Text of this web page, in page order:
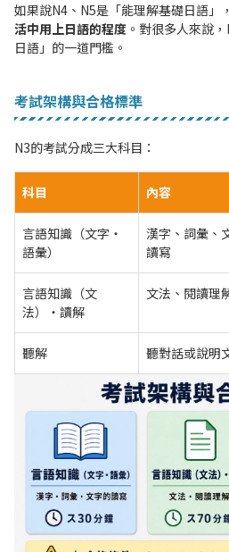
如果說N4、N5是「能理解基礎日語」
活中用上日語的程度 。對很多人來說
日語」的一道門檻。
考試架構與合格標準
N3的考試分成三大科目：
科目 內容
言語知識（文字・
語彙）
漢字、詞彙、
讀寫
言語知識（文
法）・讀解
文法、閱讀理
聽解 聽對話或說明